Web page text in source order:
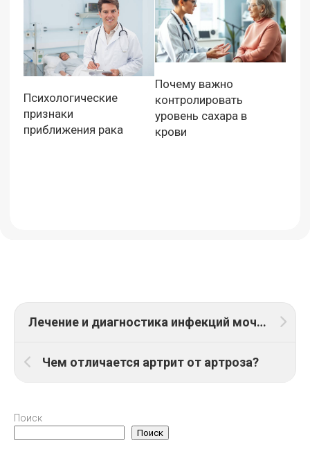
Психологические
признаки
приближения рака
Почему важно
контролировать
уровень сахара в
крови
Лечение и диагностика инфекций мочевых путей
Чем отличается артрит от артроза?
Поиск
Поиск